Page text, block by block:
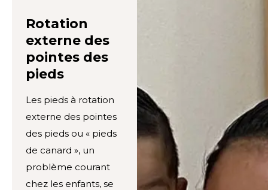
Rotation
externe des
pointes des
pieds
Les pieds à rotation
externe des pointes
des pieds ou « pieds
de canard », un
problème courant
chez les enfants, se